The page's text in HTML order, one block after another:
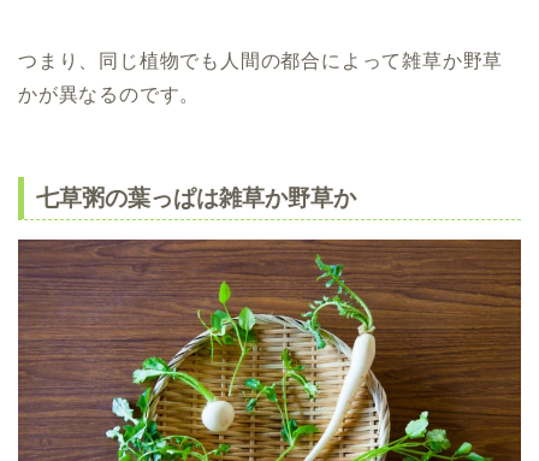
つまり、同じ植物でも人間の都合によって雑草か野草
かが異なるのです。
七草粥の葉っぱは雑草か野草か